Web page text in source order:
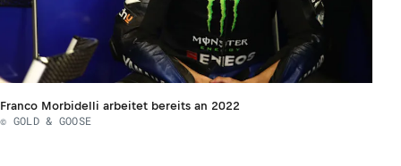
Franco Morbidelli arbeitet bereits an 2022
© GOLD & GOOSE